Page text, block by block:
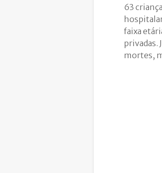
63
faixa
privadas.
mortes,